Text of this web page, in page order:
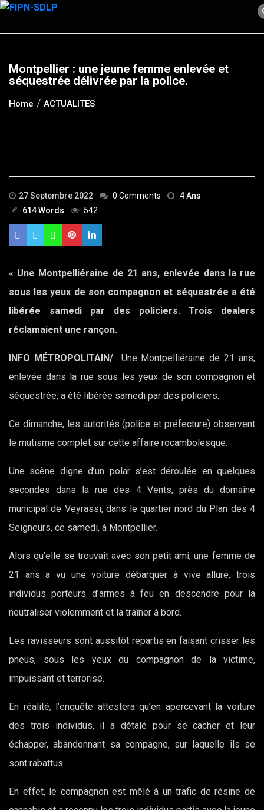
Skip
content
Montpellier : une jeune femme enlevée et
séquestrée délivrée par la police.
Home ACTUALITES
27 Septembre 2022 0 Comments
4 Ans
614 Words
542
« Une Montpelliéraine de 21 ans, enlevée dans la rue
sous les yeux de son compagnon et séquestrée a été
libérée samedi par des policiers. Trois dealers
réclamaient une rançon.
INFO MÉTROPOLITAIN/Une Montpelliéraine de 21 ans,
enlevée dans la rue sous les yeux de son compagnon et
séquestrée, a été libérée samedi par des policiers.
Ce dimanche, les autorités (police et préfecture) observent
le mutisme complet sur cette affaire rocambolesque.
Une scène digne d’un polar s’est déroulée en quelques
secondes dans la rue des 4 Vents, près du domaine
municipal de Veyrassi, dans le quartier nord du Plan des 4
Seigneurs, ce samedi, à Montpellier.
Alors qu’elle se trouvait avec son petit ami, une femme de
21 ans a vu une voiture débarquer à vive allure, trois
individus porteurs d’armes à feu en descendre pour la
neutraliser violemment et la traîner à bord.
Les ravisseurs sont aussitôt repartis en faisant crisser les
pneus, sous les yeux du compagnon de la victime,
impuissant et terrorisé.
En réalité, l’enquête attestera qu’en apercevant la voiture
des trois individus, il a détalé pour se cacher et leur
échapper, abandonnant sa compagne, sur laquelle ils se
sont rabattus.
En effet, le compagnon est mêlé à un trafic de résine de